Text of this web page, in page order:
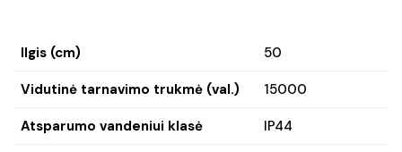
Ilgis (cm) 50
Vidutinė tarnavimo trukmė (val.) 15000
Atsparumo vandeniui klasė IP44